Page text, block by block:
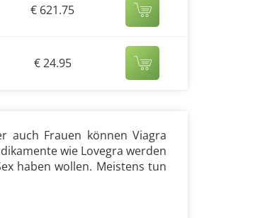
€ 621.75
€ 24.95
auch Frauen können Viagra
wie Lovegra werden
haben wollen. Meistens tun